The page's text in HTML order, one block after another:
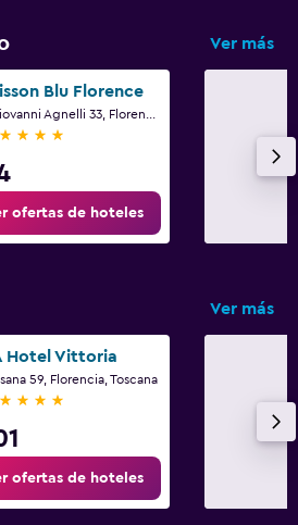
Ver más
Blu Florence
4 estrellas
ofertas de hoteles
Ver más
Hotel Vittoria
59, Florencia, Toscana
4 estrellas
ofertas de hoteles